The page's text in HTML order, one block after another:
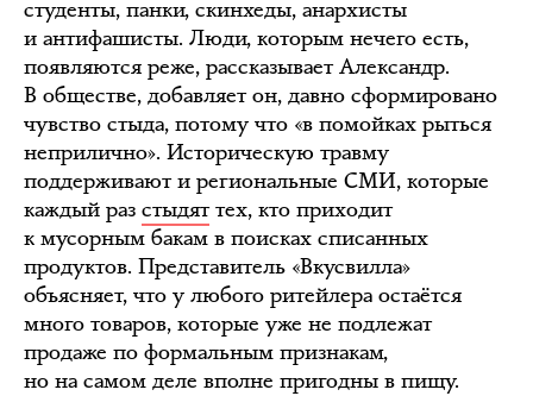
студенты, панки, скинхеды, анархисты
и антифашисты. Люди, которым нечего есть,
появляются реже, рассказывает Александр.
В обществе, добавляет он, давно сформировано
чувство стыда, потому что «в помойках рыться
неприлично». Историческую травму
поддерживают и региональные СМИ, которые
каждый раз стыдяттех, кто приходит
к мусорным бакам в поисках списанных
продуктов. Представитель «Вкусвилла»
объясняет, что у любого ритейлера остаётся
много товаров, которые уже не подлежат
продаже по формальным признакам,
но на самом деле вполне пригодны в пищу.